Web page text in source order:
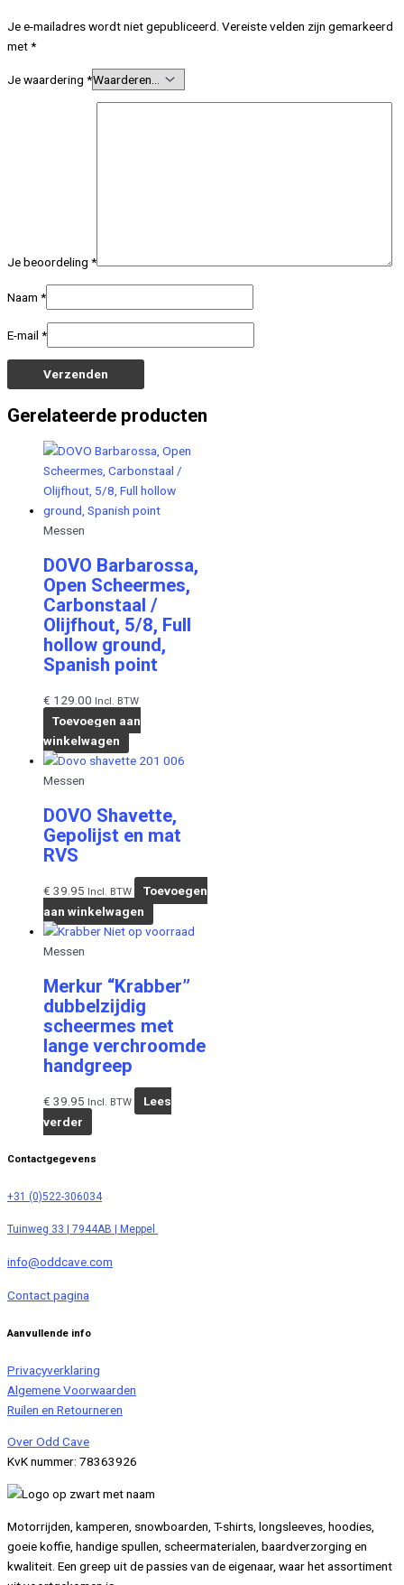
Je e-mailadres wordt niet gepubliceerd. Vereiste velden zijn gemarkeerd
met*
Je waardering *
Je beoordeling *
Naam *
E-mail *
Gerelateerde producten
Messen
DOVO Barbarossa,
Open Scheermes,
Carbonstaal /
Olijfhout, 5/8, Full
hollow ground,
Spanish point
€ 129.00 Incl. BTW
Toevoegen aan
winkelwagen
Messen
DOVO Shavette,
Gepolijst en mat
RVS
€ 39.95 Incl. BTW
Toevoegen
aan winkelwagen
Niet op voorraad
Messen
Merkur “Krabber”
dubbelzijdig
scheermes met
lange verchroomde
handgreep
€ 39.95 Incl. BTW
Lees
verder
Contactgegevens
+31 (0)522-306034
Tuinweg 33 | 7944AB | Meppel
info@oddcave.com
Contact pagina
Aanvullende info
Privacyverklaring
Algemene Voorwaarden
Ruilen en Retourneren
Over Odd Cave
KvK nummer: 78363926
Motorrijden, kamperen, snowboarden, T-shirts, longsleeves, hoodies,
goeie koffie, handige spullen, scheermaterialen, baardverzorging en
kwaliteit. Een greep uit de passies van de eigenaar, waar het assortiment